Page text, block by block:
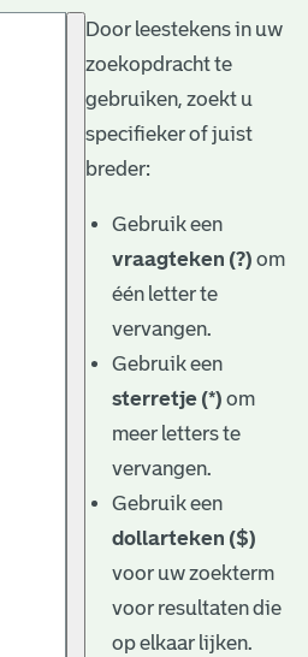
Door leestekens in uw
zoekopdracht te
gebruiken, zoekt u
specifieker of juist
breder:
Gebruik een
vraagteken (?) om
één letter te
vervangen.
Gebruik een
sterretje (*) om
meer letters te
vervangen.
Gebruik een
dollarteken ($)
voor uw zoekterm
voor resultaten die
op elkaar lijken.